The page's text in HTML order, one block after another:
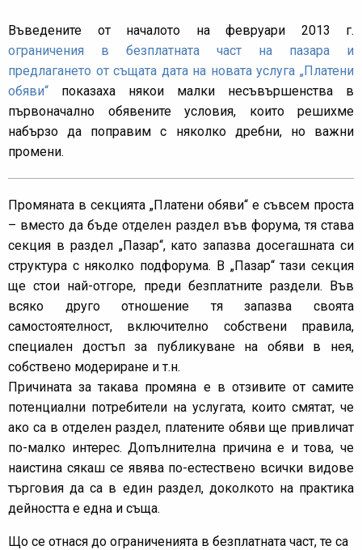
Въведените от началото на февруари 2013 г.
ограничения в безплатната част на пазара и
предлагането от същата дата на новата услуга „Платени
обяви“ показаха някои малки несъвършенства в
първоначално обявените условия, които решихме
набързо да поправим с няколко дребни, но важни
промени.
Промяната в секцията „Платени обяви“ е съвсем проста
– вместо да бъде отделен раздел във форума, тя става
секция в раздел „Пазар“, като запазва досегашната си
структура с няколко подфорума. В „Пазар“ тази секция
ще стои най-отгоре, преди безплатните раздели. Във
всяко друго отношение тя запазва своята
самостоятелност, включително собствени правила,
специален достъп за публикуване на обяви в нея,
собствено модериране и т.н.
Причината за такава промяна е в отзивите от самите
потенциални потребители на услугата, които смятат, че
ако са в отделен раздел, платените обяви ще привличат
по-малко интерес. Допълнителна причина е и това, че
наистина сякаш се явява по-естествено всички видове
търговия да са в един раздел, доколкото на практика
дейността е една и съща.
Що се отнася до ограниченията в безплатната част, те са